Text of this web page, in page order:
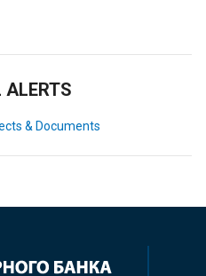
ALERTS
& Documents